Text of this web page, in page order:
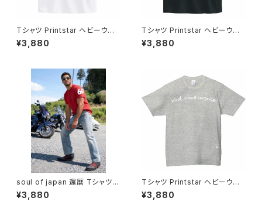
Tシャツ Printstar ヘビーウェ
イト Tshirt オリジナル デザイン
アート バイク ワンオフ カジュア
半袖 saritikari American ca
sual original harley シンプル
What we will be 白
¥3,880
Tシャツ Printstar ヘビーウェ
イト T shirt オリジナル デザイ
ン カジュアル インナー カットソ
ginal harley シンプル today i
s great
¥3,880
soul of japan 還暦 Tシャツ P
rintstar ヘビーウェイト Tshirt
オリジナル デザイン アート バイ
¥3,880
Tシャツ Printstar ヘビーウェ
イト Tshirt オリジナル デザイン
アート バイク ワンオフ カジュア
¥3,880